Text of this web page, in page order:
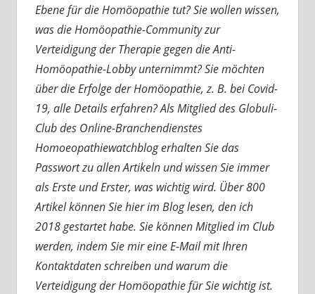
Ebene für die Homöopathie tut? Sie wollen wissen,
was die Homöopathie-Community zur
Verteidigung der Therapie gegen die Anti-
Homöopathie-Lobby unternimmt? Sie möchten
über die Erfolge der Homöopathie, z. B. bei Covid-
19, alle Details erfahren? Als Mitglied des Globuli-
Club des Online-Branchendienstes
Homoeopathiewatchblog erhalten Sie das
Passwort zu allen Artikeln und wissen Sie immer
als Erste und Erster, was wichtig wird. Über 800
Artikel können Sie hier im Blog lesen, den ich
2018 gestartet habe. Sie können Mitglied im Club
werden, indem Sie mir eine E-Mail mit Ihren
Kontaktdaten schreiben und warum die
Verteidigung der Homöopathie für Sie wichtig ist.